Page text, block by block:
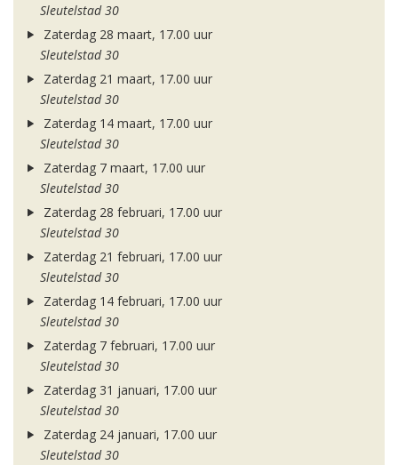
Sleutelstad 30
Zaterdag 28 maart, 17.00 uur
Sleutelstad 30
Zaterdag 21 maart, 17.00 uur
Sleutelstad 30
Zaterdag 14 maart, 17.00 uur
Sleutelstad 30
Zaterdag 7 maart, 17.00 uur
Sleutelstad 30
Zaterdag 28 februari, 17.00 uur
Sleutelstad 30
Zaterdag 21 februari, 17.00 uur
Sleutelstad 30
Zaterdag 14 februari, 17.00 uur
Sleutelstad 30
Zaterdag 7 februari, 17.00 uur
Sleutelstad 30
Zaterdag 31 januari, 17.00 uur
Sleutelstad 30
Zaterdag 24 januari, 17.00 uur
Sleutelstad 30